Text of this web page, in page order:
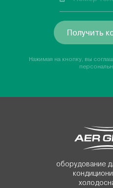
Получить
Нажимая на кнопку, вы
оборудование